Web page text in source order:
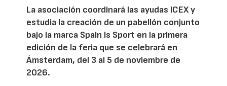
La asociación coordinará las ayudas ICEX y
estudia la creación de un pabellón conjunto
bajo la marca Spain Is Sport en la primera
edición de la feria que se celebrará en
Ámsterdam, del 3 al 5 de noviembre de
2026.